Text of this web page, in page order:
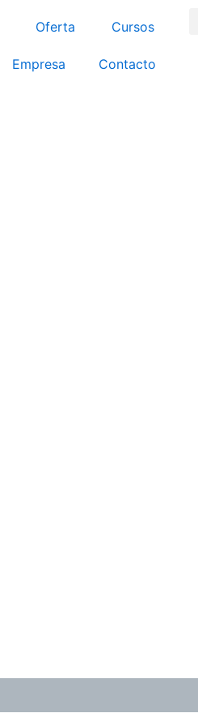
Oferta Cursos
Empresa Contacto